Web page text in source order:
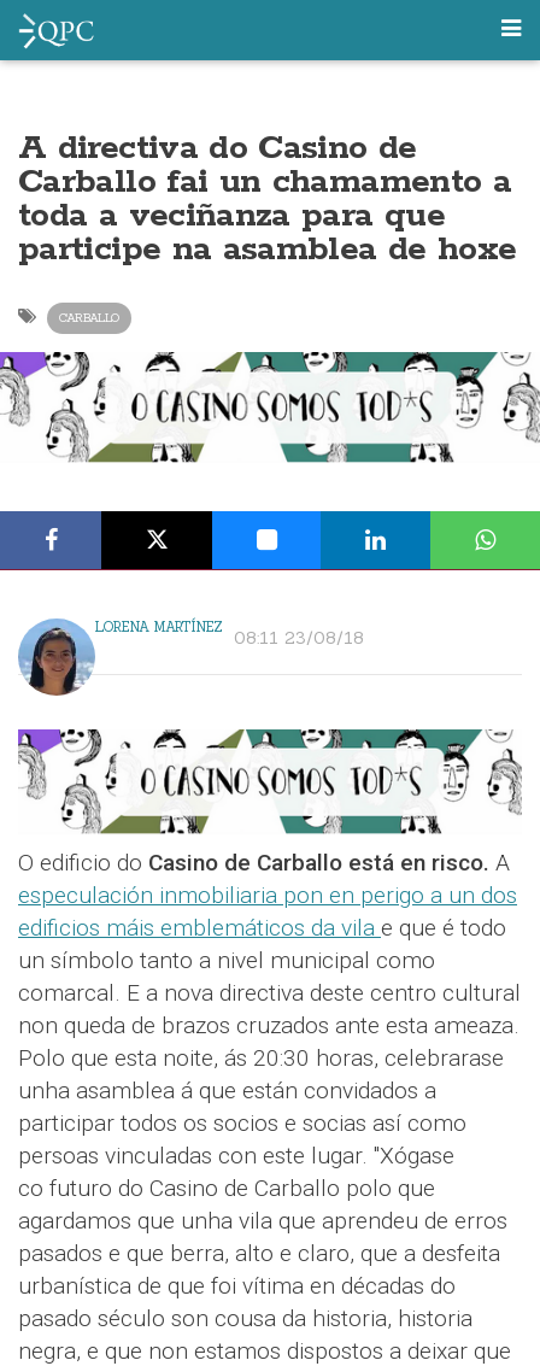
A directiva do Casino de
Carballo fai un chamamento a
toda a veciñanza para que
participe na asamblea de hoxe
CARBALLO
LORENA MARTÍNEZ 08:11 23/08/18
O edificio do Casino de Carballo está en risco. A
especulación inmobiliaria pon en perigo a un dos
edificios máis emblemáticos da vila e que é todo
un símbolo tanto a nivel municipal como
comarcal. E a nova directiva deste centro cultural
non queda de brazos cruzados ante esta ameaza.
Polo que esta noite, ás 20:30 horas, celebrarase
unha asamblea á que están convidados a
participar todos os socios e socias así como
persoas vinculadas con este lugar. "Xógase
co futuro do Casino de Carballo polo que
agardamos que unha vila que aprendeu de erros
pasados e que berra, alto e claro, que a desfeita
urbanística de que foi vítima en décadas do
pasado século son cousa da historia, historia
negra, e que non estamos dispostos a deixar que